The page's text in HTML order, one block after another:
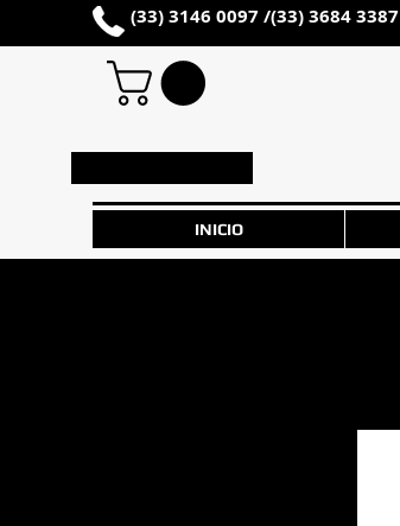
(33) 3146 0097 /(33) 3684 3387
INICIO